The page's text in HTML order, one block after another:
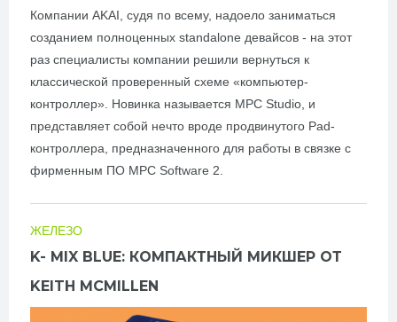
Компании AKAI, судя по всему, надоело заниматься
созданием полноценных standalone девайсов - на этот
раз специалисты компании решили вернуться к
классической проверенный схеме «компьютер-
контроллер». Новинка называется MPC Studio, и
представляет собой нечто вроде продвинутого Pad-
контроллера, предназначенного для работы в связке с
фирменным ПО MPC Software 2.
ЖЕЛЕЗО
K- MIX BLUE: КОМПАКТНЫЙ МИКШЕР ОТ
KEITH MCMILLEN